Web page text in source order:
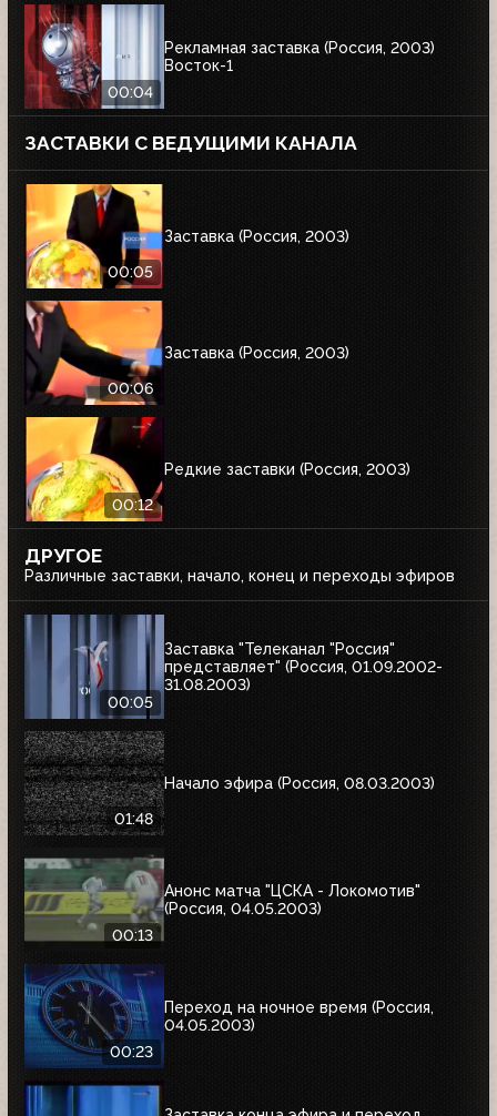
00:04
Рекламная заставка (Россия, 2003)
Восток-1
ЗАСТАВКИ С ВЕДУЩИМИ КАНАЛА
00:05
Заставка (Россия, 2003)
00:06
Заставка (Россия, 2003)
00:12
Редкие заставки (Россия, 2003)
ДРУГОЕ
Различные заставки, начало, конец и переходы эфиров
00:05
Заставка "Телеканал "Россия"
представляет" (Россия, 01.09.2002-
31.08.2003)
01:48
Начало эфира (Россия, 08.03.2003)
00:13
Анонс матча "ЦСКА - Локомотив"
(Россия, 04.05.2003)
00:23
Переход на ночное время (Россия,
04.05.2003)